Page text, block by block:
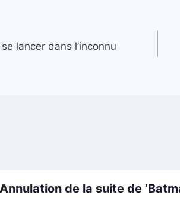
lancer dans l’inconnu
Annulation de la suite de